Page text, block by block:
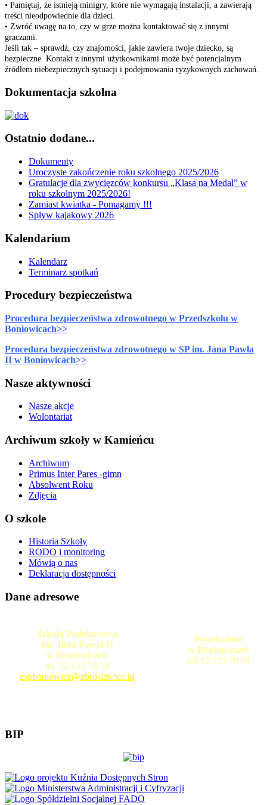
• Pamiętaj, że istnieją minigry, które nie wymagają instalacji, a zawierają
treści nieodpowiednie dla dzieci.
• Zwróć uwagę na to, czy w grze można kontaktować się z innymi
graczami.
Jeśli tak – sprawdź, czy znajomości, jakie zawiera twoje dziecko, są
bezpieczne. Kontakt z innymi użytkownikami może być potencjalnym
źródłem niebezpiecznych sytuacji i podejmowania ryzykownych zachowań.
Dokumentacja szkolna
Ostatnio dodane...
Dokumenty
Uroczyste zakończenie roku szkolnego 2025/2026
Gratulacje dla zwycięzców konkursu „Klasa na Medal” w
roku szkolnym 2025/2026!
Zamiast kwiatka - Pomagamy !!!
Spływ kajakowy 2026
Kalendarium
Kalendarz
Terminarz spotkań
Procedury bezpieczeństwa
Procedura bezpieczeństwa zdrowotnego w Przedszkolu w
Boniowicach>>
Procedura bezpieczeństwa zdrowotnego w SP im. Jana Pawła
II w Boniowicach>>
Nasze aktywności
Nasze akcje
Wolontariat
Archiwum szkoły w Kamieńcu
Archiwum
Primus Inter Pares -gimn
Absolwent Roku
Zdjęcia
O szkole
Historia Szkoły
RODO i monitoring
Mówią o nas
Deklaracja dostępności
Dane adresowe
Szkoła Podstawowa
im. Jana Pawła II
w Boniowicach
tel. 32 233 78 14
zspboniowice@zbroslawice.pl
Przedszkole
w Boniowicach
tel. 32 233 79 03
BIP